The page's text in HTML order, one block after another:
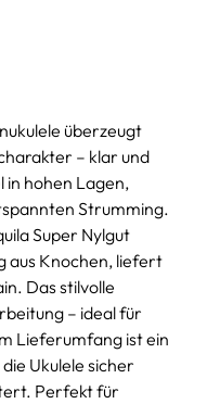
überzeugt
– klar und
in hohen Lagen,
Strumming.
Super Nylgut
aus Knochen, liefert
Das stilvolle
– ideal für
Lieferumfang ist ein
Ukulele sicher
Perfekt für